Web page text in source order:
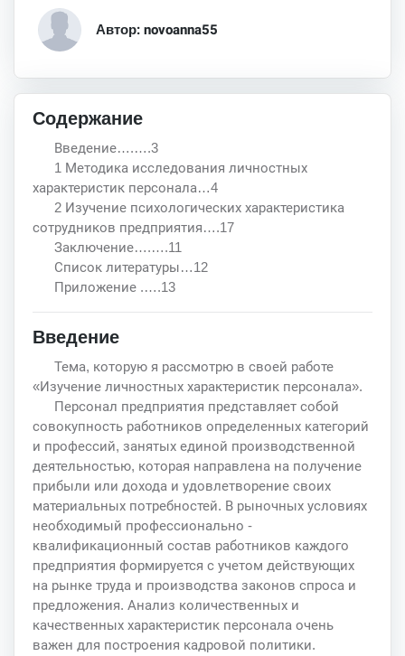
Автор: novoanna55
Содержание
Введение….….3
1 Методика исследования личностных
характеристик персонала…4
2 Изучение психологических характеристика
сотрудников предприятия….17
Заключение….….11
Список литературы…12
Приложение .….13
Введение
Тема, которую я рассмотрю в своей работе
«Изучение личностных характеристик персонала».
Персонал предприятия представляет собой
совокупность работников определенных категорий
и профессий, занятых единой производственной
деятельностью, которая направлена на получение
прибыли или дохода и удовлетворение своих
материальных потребностей. В рыночных условиях
необходимый профессионально -
квалификационный состав работников каждого
предприятия формируется с учетом действующих
на рынке труда и производства законов спроса и
предложения. Анализ количественных и
качественных характеристик персонала очень
важен для построения кадровой политики.